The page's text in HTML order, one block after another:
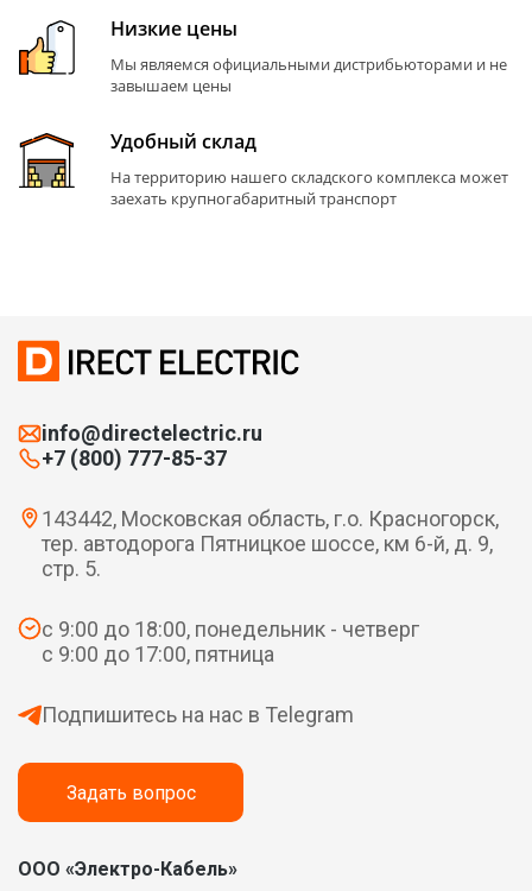
Низкие цены
Мы являемся официальными дистрибьюторами и не
завышаем цены
Удобный склад
На территорию нашего складского комплекса может
заехать крупногабаритный транспорт
info@directelectric.ru
+7 (800) 777-85-37
143442, Московская область, г.о. Красногорск,
тер. автодорога Пятницкое шоссе, км 6-й, д. 9,
стр. 5.
с 9:00 до 18:00, понедельник - четверг
с 9:00 до 17:00, пятница
Подпишитесь на нас в Telegram
Задать вопрос
ООО «Электро-Кабель»